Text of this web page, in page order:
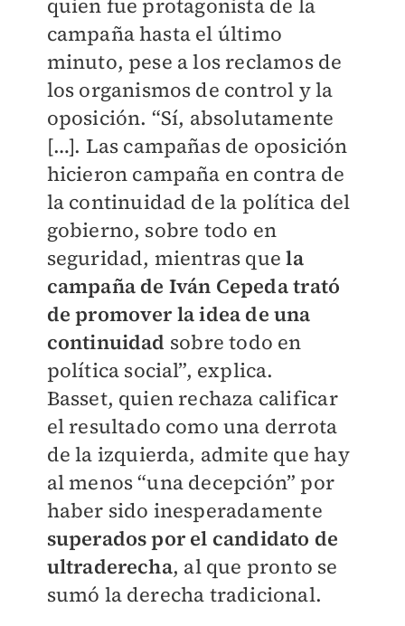
campaña hasta el último
minuto, pese a los reclamos de
los organismos de control y la
oposición. “Sí, absolutamente
[…]. Las campañas de oposición
hicieron campaña en contra de
la continuidad de la política del
gobierno, sobre todo en
seguridad, mientras quela
campaña de Iván Cepeda trató
de promover la idea de una
continuidad sobre todo en
política social”, explica.
Basset, quien rechaza calificar
el resultado como una derrota
de la izquierda, admite que hay
al menos “una decepción” por
haber sido inesperadamente
superados por el candidato de
ultraderecha, al que pronto se
sumó la derecha tradicional.